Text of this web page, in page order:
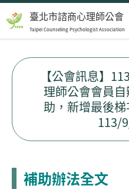
最新消息
會員服務
民眾服務
Jump to
Jump to
【公會訊息】
理師公會會員
助，新增最後
113/
補助辦法全文
臺北市諮商心理師公會
Taipei Counseling Psychologist Association